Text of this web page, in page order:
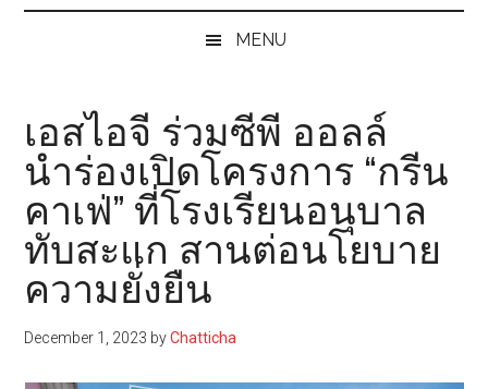
MENU
เอสไอจี ร่วมซีพี ออลล์
นำร่องเปิดโครงการ “กรีน
คาเฟ่” ที่โรงเรียนอนุบาล
ทับสะแก สานต่อนโยบาย
ความยั่งยืน
December 1, 2023 byChatticha